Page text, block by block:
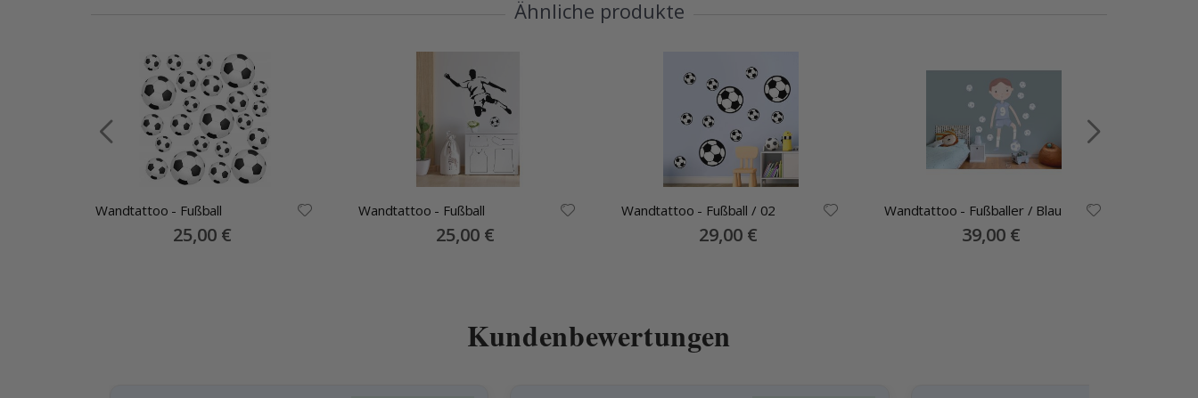
Ähnliche produkte
Wandtattoo - Fußball
Special
Price
25,00 €
Wandtattoo - Fußball
Special
Price
25,00 €
Wandtattoo - Fußball / 02
Special
Price
29,00 €
Wandtattoo - Fußballer / Blau
Special
Price
39,00 €
Kundenbewertungen